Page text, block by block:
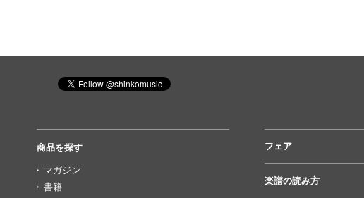
商品を探す
マガジン
書籍
フェア
楽譜の読み方